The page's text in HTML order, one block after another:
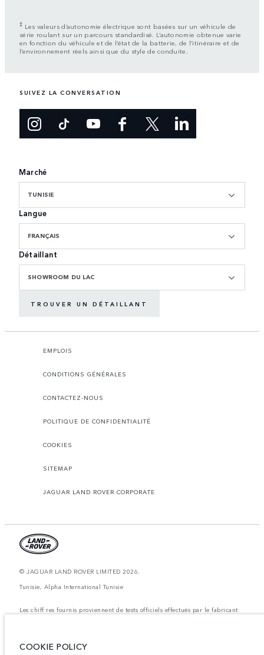
‡ Les valeurs d’autonomie électrique sont basées sur un véhicule de
série roulant sur un parcours standardisé. L’autonomie obtenue varie
en fonction du véhicule et de l’état de la batterie, de l’itinéraire et de
l’environnement réels ainsi que du style de conduite.
SUIVEZ LA CONVERSATION
Marché
TUNISIE
Langue
FRANÇAIS
Détaillant
SHOWROOM DU LAC
TROUVER UN DÉTAILLANT
EMPLOIS
CONDITIONS GÉNÉRALES
CONTACTEZ-NOUS
POLITIQUE DE CONFIDENTIALITÉ
COOKIES
SITEMAP
JAGUAR LAND ROVER CORPORATE
© JAGUAR LAND ROVER LIMITED 2026.
Tunisie, Alpha International Tunisie
Les chiff res fournis proviennent de tests officiels effectués par le fabricant
configurateur peuvent varier d'un marché à l'autre et ne comprennent pas
COOKIE POLICY